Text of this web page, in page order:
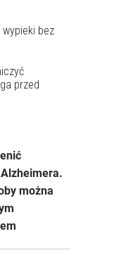
bez
przed
można